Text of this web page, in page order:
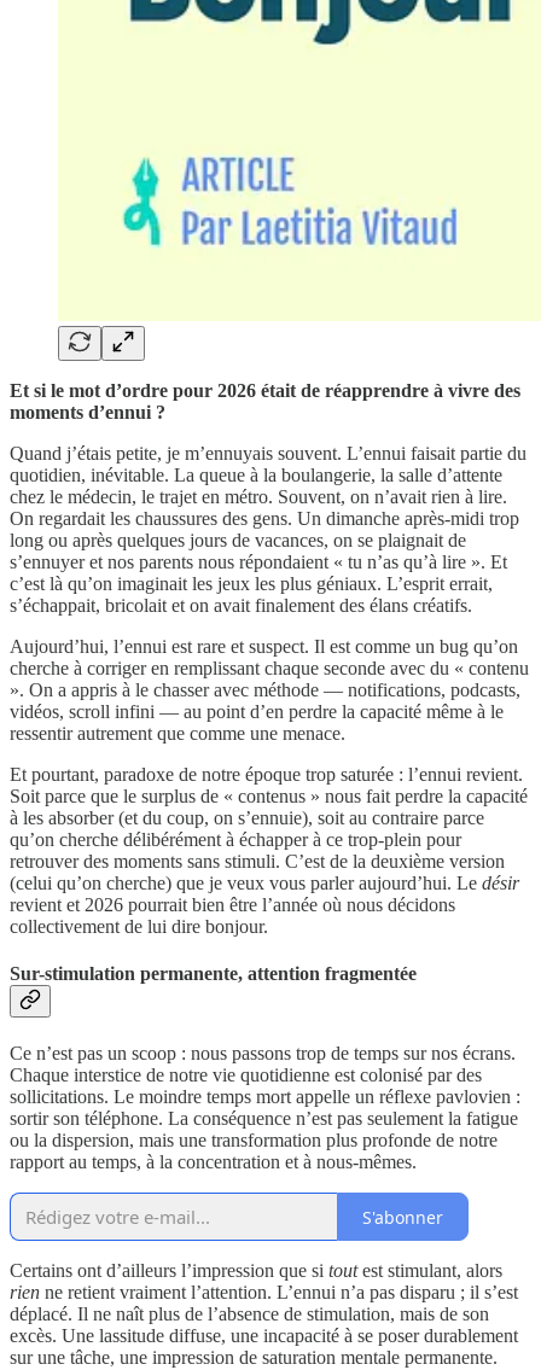
Et si le mot d’ordre pour 2026 était de réapprendre à vivre des
moments d’ennui ?
Quand j’étais petite, je m’ennuyais souvent. L’ennui faisait partie du
quotidien, inévitable. La queue à la boulangerie, la salle d’attente
chez le médecin, le trajet en métro. Souvent, on n’avait rien à lire.
On regardait les chaussures des gens. Un dimanche après-midi trop
long ou après quelques jours de vacances, on se plaignait de
s’ennuyer et nos parents nous répondaient « tu n’as qu’à lire ». Et
c’est là qu’on imaginait les jeux les plus géniaux. L’esprit errait,
s’échappait, bricolait et on avait finalement des élans créatifs.
Aujourd’hui, l’ennui est rare et suspect. Il est comme un bug qu’on
cherche à corriger en remplissant chaque seconde avec du « contenu
». On a appris à le chasser avec méthode — notifications, podcasts,
vidéos, scroll infini — au point d’en perdre la capacité même à le
ressentir autrement que comme une menace.
Et pourtant, paradoxe de notre époque trop saturée : l’ennui revient.
Soit parce que le surplus de « contenus » nous fait perdre la capacité
à les absorber (et du coup, on s’ennuie), soit au contraire parce
qu’on cherche délibérément à échapper à ce trop-plein pour
retrouver des moments sans stimuli. C’est de la deuxième version
(celui qu’on cherche) que je veux vous parler aujourd’hui. Le désir
revient et 2026 pourrait bien être l’année où nous décidons
collectivement de lui dire bonjour.
Sur-stimulation permanente, attention fragmentée
Ce n’est pas un scoop : nous passons trop de temps sur nos écrans.
Chaque interstice de notre vie quotidienne est colonisé par des
sollicitations. Le moindre temps mort appelle un réflexe pavlovien :
sortir son téléphone. La conséquence n’est pas seulement la fatigue
ou la dispersion, mais une transformation plus profonde de notre
rapport au temps, à la concentration et à nous-mêmes.
S'abonner
Certains ont d’ailleurs l’impression que si toutest stimulant, alors
rien ne retient vraiment l’attention. L’ennui n’a pas disparu ; il s’est
déplacé. Il ne naît plus de l’absence de stimulation, mais de son
excès. Une lassitude diffuse, une incapacité à se poser durablement
sur une tâche, une impression de saturation mentale permanente.